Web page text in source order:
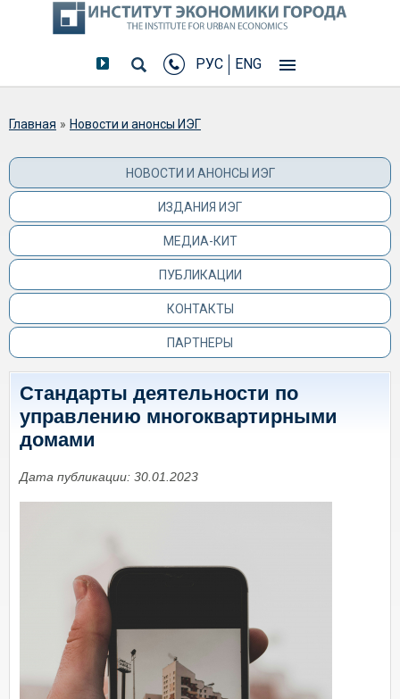
РУС ENG
Вы здесь
Главная » Новости и анонсы ИЭГ
НОВОСТИ И АНОНСЫ ИЭГ
ИЗДАНИЯ ИЭГ
МЕДИА-КИТ
ПУБЛИКАЦИИ
КОНТАКТЫ
ПАРТНЕРЫ
Стандарты деятельности по
управлению многоквартирными
домами
Дата публикации: 30.01.2023